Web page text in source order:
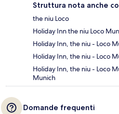
Struttura nota anche
the niu Loco
Holiday Inn the niu Loco
Holiday Inn, the niu - Loco
Holiday Inn, the niu - Loco
Holiday Inn, the niu - Loco
Munich
Domande frequenti